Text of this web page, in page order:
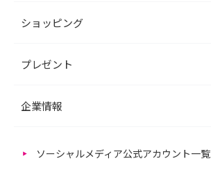
ショッピング
プレゼント
企業情報
ソーシャルメディア公式アカウント一覧